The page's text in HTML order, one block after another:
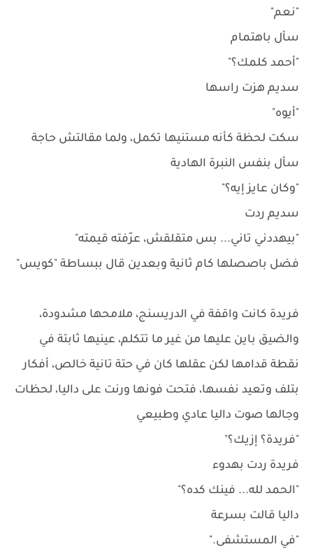
"نعم"
سأل باهتمام
"أحمد كلمك؟"
سديم هزت راسها
"أيوه"
سكت لحظة كأنه مستنيها تكمل، ولما مقالتش حاجة
سأل بنفس النبرة الهادية
"وكان عايز إيه؟"
سديم ردت
"بيهددني تاني... بس متقلقش، عرّفته قيمته"
فضل باصصلها كام ثانية وبعدين قال ببساطة "كويس"
فريدة كانت واقفة في الدريسنج، ملامحها مشدودة،
والضيق باين عليها من غير ما تتكلم، عينيها ثابتة في
نقطة قدامها لكن عقلها كان في حتة تانية خالص، أفكار
بتلف وتعيد نفسها، فتحت فونها ورنت على داليا، لحظات
وجالها صوت داليا عادي وطبيعي
"فريدة؟ إزيك؟"
فريدة ردت بهدوء
"الحمد لله... فينك كده؟"
داليا قالت بسرعة
"في المستشفى."